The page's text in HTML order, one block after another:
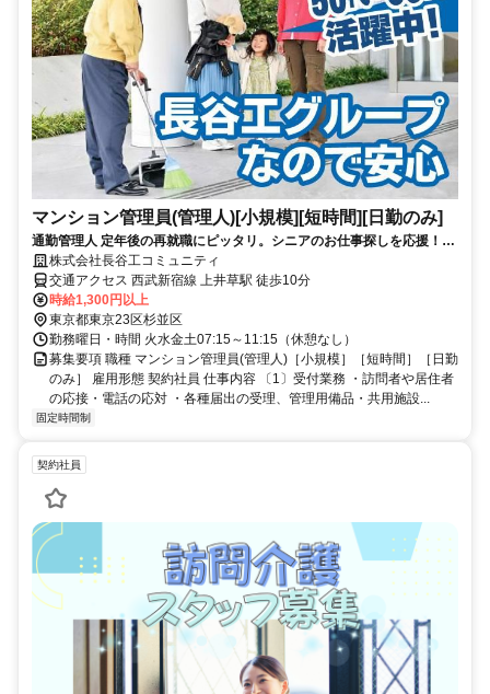
マンション管理員(管理人)[小規模][短時間][日勤のみ]
通勤管理人 定年後の再就職にピッタリ。シニアのお仕事探しを応援！50
代、60代、シニア世代活躍中！
株式会社長谷工コミュニティ
交通アクセス 西武新宿線 上井草駅 徒歩10分
時給1,300円以上
東京都東京23区杉並区
勤務曜日・時間 火水金土07:15～11:15（休憩なし）
募集要項 職種 マンション管理員(管理人)［小規模］［短時間］［日勤
のみ］ 雇用形態 契約社員 仕事内容 〔1〕受付業務 ・訪問者や居住者
の応接・電話の応対 ・各種届出の受理、管理用備品・共用施設...
固定時間制
契約社員